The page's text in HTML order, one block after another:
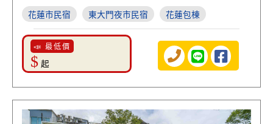
花蓮市民宿 東大門夜市民宿 花蓮包棟
📣 最低價
$ 起